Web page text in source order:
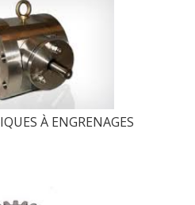
À ENGRENAGES